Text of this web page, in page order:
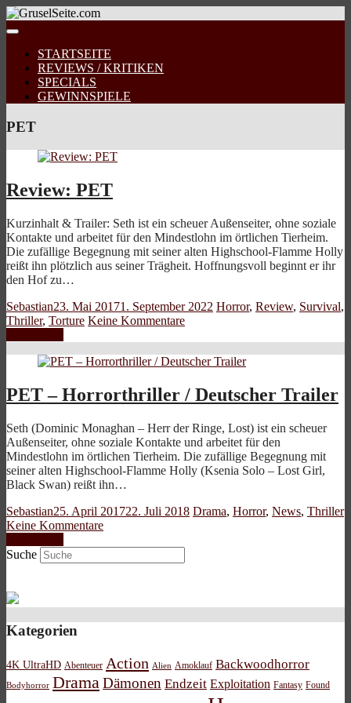
STARTSEITE
REVIEWS / KRITIKEN
SPECIALS
GEWINNSPIELE
PET
Review: PET
Kurzinhalt & Trailer: Seth ist ein scheuer Außenseiter, ohne soziale
Kontakte und arbeitet für den Mindestlohn im örtlichen Tierheim.
Die zufällige Begegnung mit seiner alten Highschool-Flamme Holly
reißt ihn plötzlich aus seiner Trägheit. Hoffnungsvoll beginnt er ihr
den Hof zu…
Sebastian23. Mai 20171. September 2022 Horror, Review, Survival,
Thriller, Torture Keine Kommentare
PET – Horrorthriller / Deutscher Trailer
Seth (Dominic Monaghan – Herr der Ringe, Lost) ist ein scheuer
Außenseiter, ohne soziale Kontakte und arbeitet für den
Mindestlohn im örtlichen Tierheim. Die zufällige Begegnung mit
seiner alten Highschool-Flamme Holly (Ksenia Solo – Lost Girl,
Black Swan) reißt ihn…
Sebastian25. April 201722. Juli 2018 Drama, Horror, News, Thriller
Keine Kommentare
Suche
Kategorien
4K UltraHD Abenteuer Action Alien Amoklauf Backwoodhorror
Bodyhorror Drama Dämonen Endzeit Exploitation Fantasy Found